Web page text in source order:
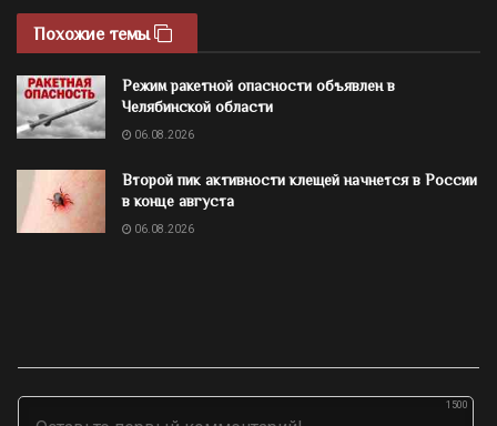
Похожие темы
Режим ракетной опасности объявлен в
Челябинской области
06.08.2026
Второй пик активности клещей начнется в России
в конце августа
06.08.2026
1500